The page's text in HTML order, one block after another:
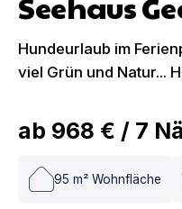
Hundeurlaub im
viel Grün und Natur...
ab 968 € / 7
95 m² Wohnfläche